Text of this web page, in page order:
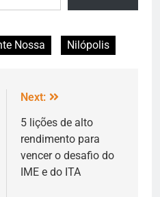
Nossa Nilópolis
Next:
5 lições de alto
rendimento para
vencer o desafio do
IME e do ITA